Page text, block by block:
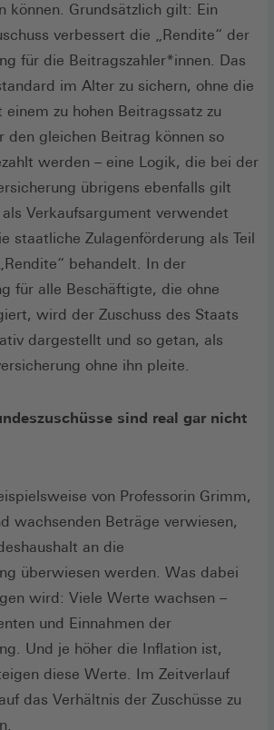
können. Grundsätzlich gilt: Ein
verbessert die „Rendite“ der
für die Beitragszahler*innen. Das
im Alter zu sichern, ohne die
zu hohen Beitragssatz zu
den gleichen Beitrag können so
werden – eine Logik, die bei der
übrigens ebenfalls gilt
Verkaufsargument verwendet
staatliche Zulagenförderung als Teil
behandelt. In der
für alle Beschäftigte, die ohne
wird der Zuschuss des Staats
dargestellt und so getan, als
ohne ihn pleite.
sind real gar nicht
von Professorin Grimm,
wachsenden Beträge verwiesen,
an die
überwiesen werden. Was dabei
wird: Viele Werte wachsen –
und Einnahmen der
Und je höher die Inflation ist,
diese Werte. Im Zeitverlauf
das Verhältnis der Zuschüsse zu